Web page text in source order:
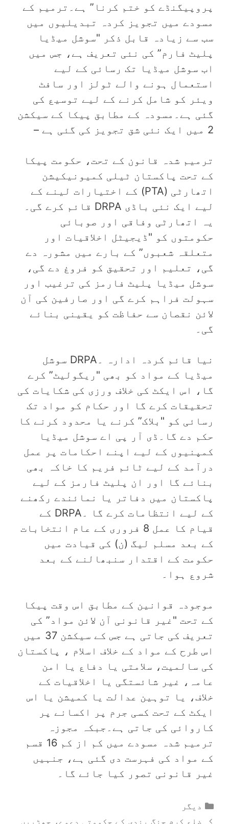
پروپیگنڈے کو ختم کرنا” ہے۔ترمیم کے
مسودے میں تجویز کردہ تبدیلیوں میں
سب سے زیادہ قابل ذکر "سوشل میڈیا
پلیٹ فارم” کی نئی تعریف ہے، جس میں
اب سوشل میڈیا تک رسائی کے لیے
استعمال ہونے والے ٹولز اور سافٹ
ویئر کو شامل کرنے کے لیے توسیع کی
گئی ہے۔مسودہ کے مطابق پیکا کے سیکشن
2 میں ایک نئی شق تجویز کی گئی ہے –
ترمیم شدہ قانون کے تحت، حکومت پیکا
کے تحت پاکستان ٹیلی کمیونیکیشن
اتھارٹی (PTA) کے اختیارات لینے کے
لیے ایک نئی باڈی DRPA قائم کرے گی۔
یہ اتھارٹی وفاقی اور صوبائی
حکومتوں کو "ڈیجیٹل اخلاقیات اور
متعلقہ شعبوں” کے بارے میں مشورہ دے
گی، تعلیم اور تحقیق کو فروغ دے گی،
سوشل میڈیا پلیٹ فارمز کی ترغیب اور
سہولت فراہم کرے گی اور صارفین کی آن
لائن نقصان سے حفاظت کو یقینی بنائے
گی۔
نیا قائم کردہ ادارہ ۔DRPA سوشل
میڈیا کے مواد کو بھی "ریگولیٹ” کرے
گا، اس ایکٹ کی خلاف ورزی کی شکایات کی
تحقیقات کرے گا اور حکام کو مواد تک
رسائی کو "بلاک” کرنے یا محدود کرنے کا
حکم دے گا۔ڈی آر پی اے سوشل میڈیا
کمپنیوں کے لیے اپنے احکامات پر عمل
درآمد کے لیے ٹائم فریم کا خاکہ بھی
بنائے گا اور ان پلیٹ فارمز کے لیے
پاکستان میں دفاتر یا نمائندے رکھنے
کے لیے انتظامات کرے گا ۔DRPA کے
قیام کا عمل 8 فروری کے عام انتخابات
کے بعد مسلم لیگ (ن) کی قیادت میں
حکومت کے اقتدار سنبھالنے کے بعد
شروع ہوا۔
موجودہ قوانین کے مطابق اس وقت پیکا
کے تحت "غیر قانونی آن لائن مواد” کی
تعریف کی جاتی ہے جس کے سیکشن 37 میں
اس طرح کے مواد کے خلاف اسلام ، پاکستان
کی سالمیت، سلامتی یا دفاع یا امن
عامہ، غیر شائستگی یا اخلاقیات کے
خلاف، یا توہین عدالت یا کمیشن یا اس
ایکٹ کے تحت کسی جرم پر اکسانے پر
کاروائی کی جاتی ہے۔جبکہ مجوزہ
ترمیم شدہ مسودے میں کم از کم 16 قسم
کے مواد کی فہرست دی گئی ہے، جنہیں
غیر قانونی تصور کیا جائے گا۔
Categories
دیگر
ضلع کرم جنگ بندی کے حکومتی دعوے، چھڑپیں